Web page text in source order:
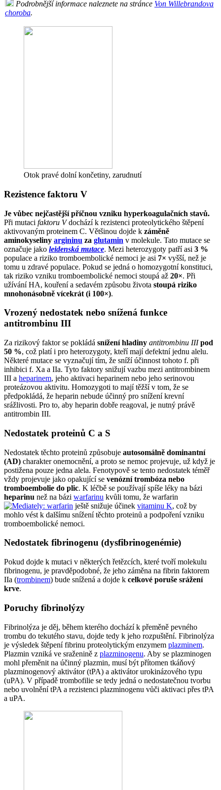
Podrobnější informace naleznete na stránce Von Willebrandova
choroba.
Otok pravé dolní končetiny, zarudnutí
Rezistence faktoru V
Je vůbec nejčastější příčnou vzniku hyperkoagulačních stavů.
Při mutaci faktoru Vdochází k rezistenci proteolytického štěpení
aktivovaným proteinem C. Většinou dojde k záměně
aminokyseliny argininu za glutamin v molekule. Tato mutace se
označuje jako leidenská mutace. Mezi heterozygoty patří asi 3 %
populace a riziko tromboembolické nemoci je asi 7× vyšší, než je
tomu u zdravé populace. Pokud se jedná o homozygotní konstituci,
tak riziko vzniku tromboembolické nemoci stoupá až 20×. Při
užívání HA, kouření a sedavém způsobu života stoupá riziko
mnohonásobně vícekrát (i 100×).
Vrozený nedostatek nebo snížená funkce
antitrombinu III
Za rizikový faktor se pokládá snížení hladiny antitrombinu III pod
50 %, což platí i pro heterozygoty, kteří mají defektní jednu alelu.
Některé mutace se vyznačují tím, že sníží účinnost tohoto f. při
inhibici f. Xa a IIa. Tyto faktory snižují vazbu mezi antitrombinem
III a heparinem, jeho aktivaci heparinem nebo jeho serinovou
proteázovou aktivitu. Homozygoti to mají těžší v tom, že se
předpokládá, že heparin nebude účinný pro snížení krevní
srážlivosti. Pro to, aby heparin dobře reagoval, je nutný právě
antitrombin III.
Nedostatek proteinů C a S
Nedostatek těchto proteinů způsobuje autosomálně dominantní
(AD) charakter onemocnění, a proto se nemoc projevuje, už když je
postižena pouze jedna alela. Fenotypově se tento nedostatek téměř
vždy projevuje jako opakující se venózní trombóza nebo
tromboembolie do plic. K léčbě se používají spíše léky na bázi
heparinu než na bázi warfarinu kvůli tomu, že warfarin
ještě snižuje účinek vitaminu K, což by
mohlo vést k dalšímu snížení těchto proteinů a podpoření vzniku
tromboembolické nemoci.
Nedostatek fibrinogenu (dysfibrinogenémie)
Pokud dojde k mutaci v některých řetězcích, které tvoří molekulu
fibrinogenu, je pravděpodobné, že jeho záměna na fibrin faktorem
IIa (trombinem) bude snížená a dojde k celkové poruše srážení
krve.
Poruchy fibrinolýzy
Fibrinolýza je děj, během kterého dochází k přeměně pevného
trombu do tekutého stavu, dojde tedy k jeho rozpuštění. Fibrinolýza
je výsledek štěpení fibrinu proteolytickým enzymem plazminem.
Plazmin vzniká ve sraženině z plazminogenu. Aby se plazminogen
mohl přeměnit na účinný plazmin, musí být přítomen tkáňový
plazminogenový aktivátor (tPA) a aktivátor urokinázového typu
(uPA). V případě trombofilie se tedy jedná o nedostatečnou tvorbu
nebo uvolnění tPA a rezistenci plazminogenu vůči aktivaci přes tPA
a uPA.